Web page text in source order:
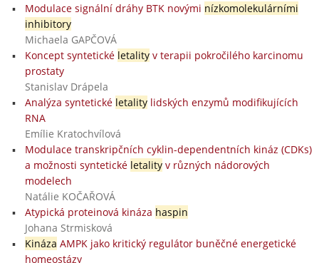
Modulace signální dráhy BTK novými nízkomolekulárními
inhibitory
Michaela GAPČOVÁ
Koncept syntetické letalityv terapii pokročilého karcinomu
prostaty
Stanislav Drápela
Analýza syntetické letalitylidských enzymů modifikujících
RNA
Emílie Kratochvílová
Modulace transkripčních cyklin-dependentních kináz (CDKs)
a možnosti syntetické letalityv různých nádorových
modelech
Natálie KOČAŘOVÁ
Atypická proteinová kináza haspin
Johana Strmisková
Kináza AMPK jako kritický regulátor buněčné energetické
homeostázy